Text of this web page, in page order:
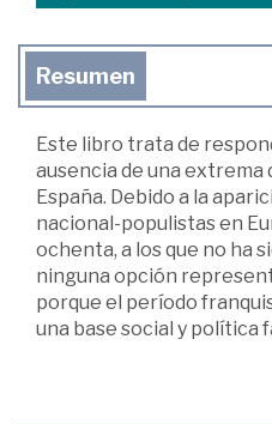
Resumen
Este libro trata de
ausencia de una extrema
España. Debido a la
nacional-populistas en
ochenta, a los que no ha
ninguna opción
porque el período
una base social y política